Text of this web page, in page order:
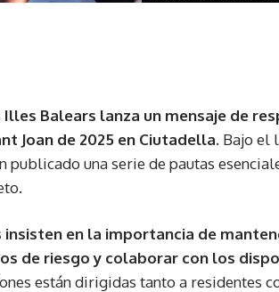
Illes Balears lanza un mensaje de
Joan de 2025 en Ciutadella. Bajo el
publicado una serie de pautas
insisten en la importancia de
de riesgo y colaborar con los
están dirigidas tanto a residentes